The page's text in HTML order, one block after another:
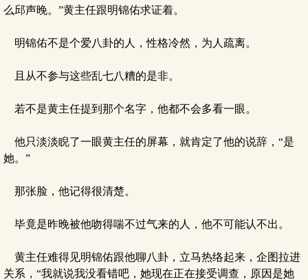
么邱声晚。”黄主任跟明锦佑求证着。
明锦佑不是个爱八卦的人，性格冷然，为人疏离。
且从不参与这些乱七八糟的是非。
若不是黄主任提到那个名字，他都不会多看一眼。
他只淡淡睨了一眼黄主任的屏幕，就肯定了他的说辞，“是
她。”
那张脸，他记得很清楚。
毕竟是昨晚被他吻得喘不过气来的人，他不可能认不出。
黄主任难得见明锦佑跟他聊八卦，立马热络起来，企图拉进
关系，“我就说我没看错吧，她现在正在接受调查，原因是她